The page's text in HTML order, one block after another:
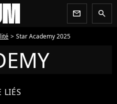
newsletter search
Star Academy 2025
LIÉS